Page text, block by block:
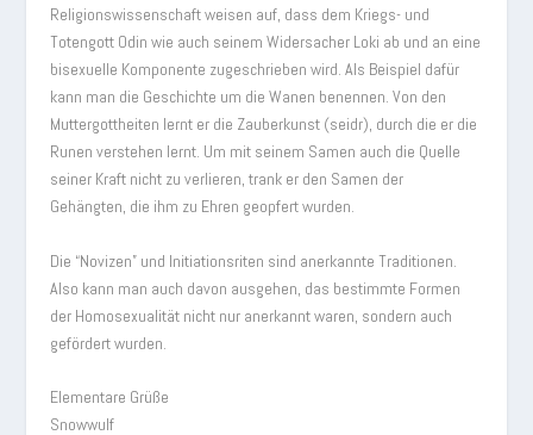
Religionswissenschaft weisen auf, dass dem Kriegs- und
Totengott Odin wie auch seinem Widersacher Loki ab und an eine
bisexuelle Komponente zugeschrieben wird. Als Beispiel dafür
kann man die Geschichte um die Wanen benennen. Von den
Muttergottheiten lernt er die Zauberkunst (seidr), durch die er die
Runen verstehen lernt. Um mit seinem Samen auch die Quelle
seiner Kraft nicht zu verlieren, trank er den Samen der
Gehängten, die ihm zu Ehren geopfert wurden.
Die “Novizen” und Initiationsriten sind anerkannte Traditionen.
Also kann man auch davon ausgehen, das bestimmte Formen
der Homosexualität nicht nur anerkannt waren, sondern auch
gefördert wurden.
Elementare Grüße
Snowwulf